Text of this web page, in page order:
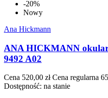
-20%
Nowy
Ana Hickmann
ANA HICKMANN
9492 A02
Cena 520,00 zł Cena regularna
Dostępność: na stanie